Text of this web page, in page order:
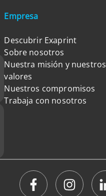
Empresa
Descubrir Exaprint
Sobre nosotros
Nuestra misión y nuestros
valores
Nuestros compromisos
Trabaja con nosotros